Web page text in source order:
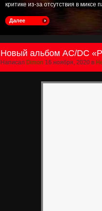
критике из-за отсутствия в миксе
Далее
Новый альбом AC/DC
Написал Dimon 16 ноября, 2020 в